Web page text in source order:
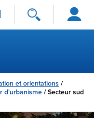
Se
connecter
et orientations /
d'urbanisme /Secteur sud